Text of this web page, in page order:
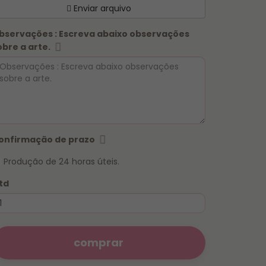
Enviar arquivo
: Escreva abaixo observações
a arte.
de prazo
Produção de 24 horas úteis.
comprar